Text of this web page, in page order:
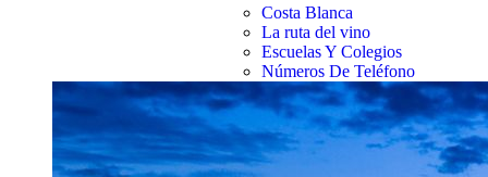
Costa Blanca
La ruta del vino
Escuelas Y Colegios
Números De Teléfono